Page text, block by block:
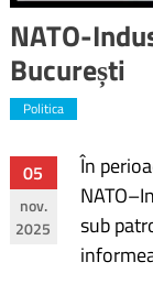
NATO-
București
Politica
05
nov.
2025
În
sub
Navigare
în
articole